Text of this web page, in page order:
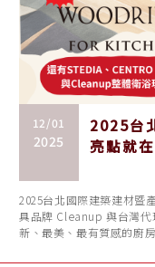
12/01
2025
2025台
亮點就
2025台北國際建築建材暨
具品牌 Cleanup 與台灣代
新、最美、最有質感的廚